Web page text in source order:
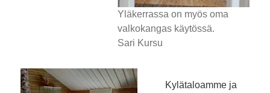
Yläkerrassa on myös oma
valkokangas käytössä.
Sari Kursu
Kylätaloamme ja